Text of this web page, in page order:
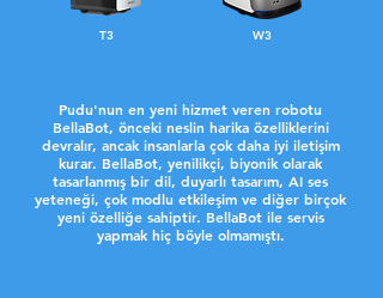
T3 W3
Pudu'nun en yeni hizmet veren robotu
BellaBot, önceki neslin harika özelliklerini
devralır, ancak insanlarla çok daha iyi iletişim
kurar. BellaBot, yenilikçi, biyonik olarak
tasarlanmış bir dil, duyarlı tasarım, AI ses
yeteneği, çok modlu etkileşim ve diğer birçok
yeni özelliğe sahiptir. BellaBot ile servis
yapmak hiç böyle olmamıştı.